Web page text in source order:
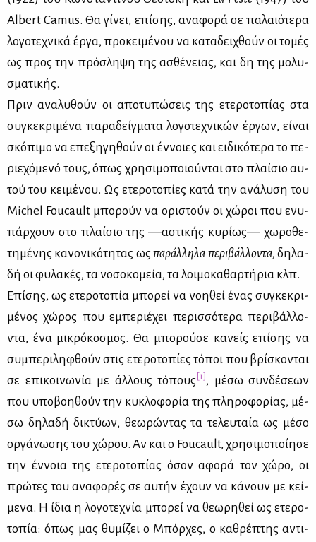
Albert Camus. Θα γί­νει, επί­σης, ανα­φο­ρά σε πα­λαιό­τε­ρα
λο­γο­τε­χνι­κά έρ­γα, προ­κει­μέ­νου να κα­τα­δει­χθούν οι το­μές
ως προς την πρό­σλη­ψη της ασθέ­νειας, και δη της μο­λυ­
σμα­τι­κής.
Πριν ανα­λυ­θούν οι απο­τυ­πώ­σεις της ετε­ρο­το­πί­ας στα
συ­γκε­κρι­μέ­να πα­ρα­δείγ­μα­τα λο­γο­τε­χνι­κών έρ­γων, εί­ναι
σκό­πι­μο να επε­ξη­γη­θούν οι έν­νοιες και ει­δι­κό­τε­ρα το πε­
ριε­χό­με­νό τους, όπως χρη­σι­μο­ποιού­νται στο πλαί­σιο αυ­
τού του κει­μέ­νου. Ως ετε­ρο­το­πί­ες κα­τά την ανά­λυ­ση του
Michel Foucault μπο­ρούν να ορι­στούν οι χώ­ροι που ενυ­
πάρ­χουν στο πλαί­σιο της ―αστι­κής κυ­ρί­ως― χω­ρο­θε­
τη­μέ­νης κα­νο­νι­κό­τη­τας ωςπα­ράλ­λη­λα πε­ρι­βάλ­λο­ντα,δη­λα­
δή οι φυ­λα­κές, τα νο­σο­κο­μεία, τα λοι­μο­κα­θαρ­τή­ρια κλπ.
Επί­σης, ως ετε­ρο­το­πία μπο­ρεί να νοη­θεί ένας συ­γκε­κρι­
μέ­νος χώ­ρος που εμπε­ριέ­χει πε­ρισ­σό­τε­ρα πε­ρι­βάλ­λο­
ντα, ένα μι­κρό­κο­σμος. Θα μπο­ρού­σε κα­νείς επί­σης να
συ­μπε­ρι­λη­φθούν στις ετε­ρο­το­πί­ες τό­ποι που βρί­σκο­νται
σε επι­κοι­νω­νία με άλ­λους τό­πους [1] , μέ­σω συν­δέ­σε­ων
που υπο­βοη­θούν την κυ­κλο­φο­ρία της πλη­ρο­φο­ρί­ας, μέ­
σω δη­λα­δή δι­κτύ­ων, θε­ω­ρώ­ντας τα τε­λευ­ταία ως μέ­σο
ορ­γά­νω­σης του χώ­ρου. Αν και ο Foucault, χρη­σι­μο­ποί­η­σε
την έν­νοια της ετε­ρο­το­πί­ας όσον αφο­ρά τον χώ­ρο, οι
πρώ­τες του ανα­φο­ρές σε αυ­τήν έχουν να κά­νουν με κεί­
με­να. Η ίδια η λο­γο­τε­χνία μπο­ρεί να θε­ω­ρη­θεί ως ετε­ρο­
το­πία: όπως μας θυ­μί­ζει ο Μπόρ­χες, ο κα­θρέ­πτης αντι­